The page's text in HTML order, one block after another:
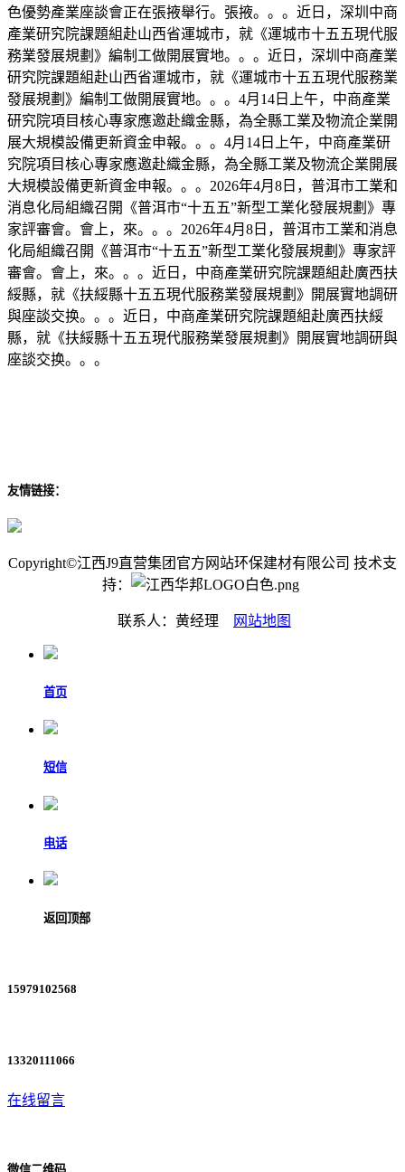
色優勢產業座談會正在張掖舉行。張掖。。。近日，深圳中商
產業研究院課題組赴山西省運城市，就《運城市十五五現代服
務業發展規劃》編制工做開展實地。。。近日，深圳中商產業
研究院課題組赴山西省運城市，就《運城市十五五現代服務業
發展規劃》編制工做開展實地。。。4月14日上午，中商產業
研究院項目核心專家應邀赴織金縣，為全縣工業及物流企業開
展大規模設備更新資金申報。。。4月14日上午，中商產業研
究院項目核心專家應邀赴織金縣，為全縣工業及物流企業開展
大規模設備更新資金申報。。。2026年4月8日，普洱市工業和
消息化局組織召開《普洱市“十五五”新型工業化發展規劃》專
家評審會。會上，來。。。2026年4月8日，普洱市工業和消息
化局組織召開《普洱市“十五五”新型工業化發展規劃》專家評
審會。會上，來。。。近日，中商產業研究院課題組赴廣西扶
綏縣，就《扶綏縣十五五現代服務業發展規劃》開展實地調研
與座談交换。。。近日，中商產業研究院課題組赴廣西扶綏
縣，就《扶綏縣十五五現代服務業發展規劃》開展實地調研與
座談交换。。。
友情链接：
Copyright©江西J9直营集团官方网站环保建材有限公司 技术支
持：
联系人：黄经理 网站地图
首页
短信
电话
返回顶部
15979102568
13320111066
在线留言